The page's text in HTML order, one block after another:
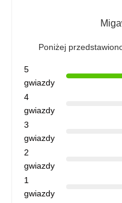
Poniżej
5
gwiazdy
4
gwiazdy
3
gwiazdy
2
gwiazdy
1
gwiazdy